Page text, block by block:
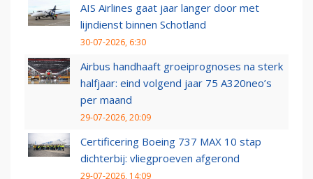
AIS Airlines gaat jaar langer door met
lijndienst binnen Schotland
30-07-2026, 6:30
Airbus handhaaft groeiprognoses na sterk
halfjaar: eind volgend jaar 75 A320neo’s
per maand
29-07-2026, 20:09
Certificering Boeing 737 MAX 10 stap
dichterbij: vliegproeven afgerond
29-07-2026, 14:09